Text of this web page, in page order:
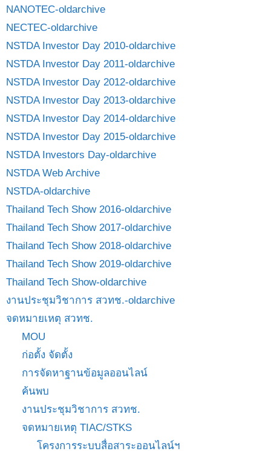
NANOTEC-oldarchive
NECTEC-oldarchive
NSTDA Investor Day 2010-oldarchive
NSTDA Investor Day 2011-oldarchive
NSTDA Investor Day 2012-oldarchive
NSTDA Investor Day 2013-oldarchive
NSTDA Investor Day 2014-oldarchive
NSTDA Investor Day 2015-oldarchive
NSTDA Investors Day-oldarchive
NSTDA Web Archive
NSTDA-oldarchive
Thailand Tech Show 2016-oldarchive
Thailand Tech Show 2017-oldarchive
Thailand Tech Show 2018-oldarchive
Thailand Tech Show 2019-oldarchive
Thailand Tech Show-oldarchive
งานประชุมวิชาการ สวทช.-oldarchive
จดหมายเหตุ สวทช.
MOU
ก่อตั้ง จัดตั้ง
การจัดหาฐานข้อมูลออนไลน์
ค้นพบ
งานประชุมวิชาการ สวทช.
จดหมายเหตุ TIAC/STKS
โครงการระบบสื่อสาระออนไลน์ฯ